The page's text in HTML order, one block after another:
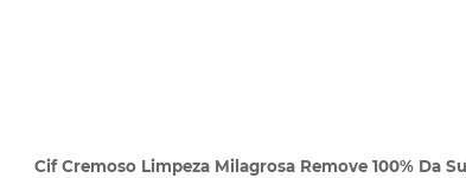
Cif Cremoso Limpeza Milagrosa Remove 100% Da